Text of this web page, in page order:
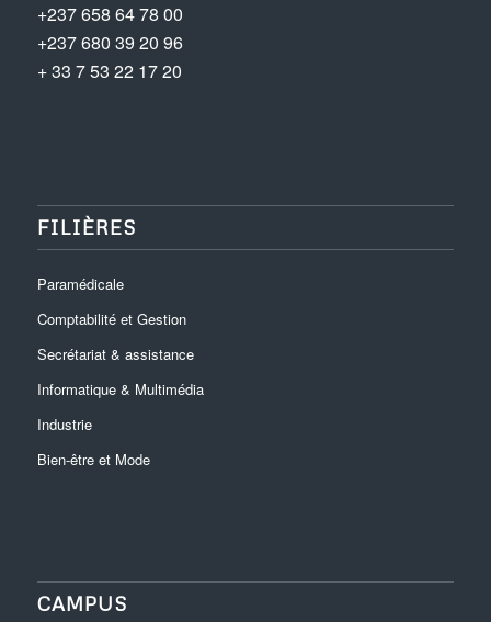
+237 658 64 78 00
+237 680 39 20 96
+ 33 7 53 22 17 20
FILIÈRES
Paramédicale
Comptabilité et Gestion
Secrétariat & assistance
Informatique & Multimédia
Industrie
Bien-être et Mode
CAMPUS